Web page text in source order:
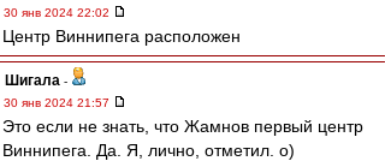
30 янв 2024 22:02
Центр Виннипега расположен
Шигала -
30 янв 2024 21:57
Это если не знать, что Жамнов первый центр
Виннипега. Да. Я, лично, отметил. о)